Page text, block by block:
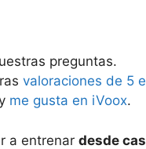
preguntas.
valoraciones de 5
me gusta en iVoox.
a entrenar desde